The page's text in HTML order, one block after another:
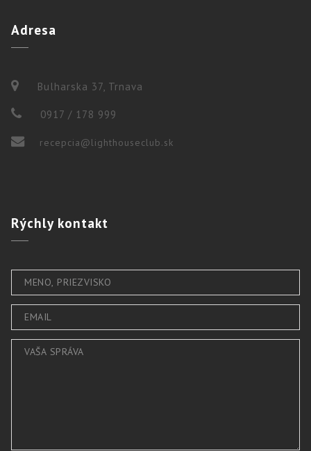
Adresa
Bulharska 37, Trnava
0917 / 178 999
recepcia@lighthouseclub.sk
Rýchlykontakt